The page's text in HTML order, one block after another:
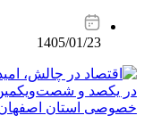
1405/01/23
در یکصد و
خصوصی استان